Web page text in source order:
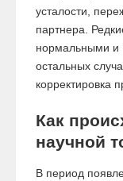
усталости,
партнера.
нормальными и
остальных
корректировка
Как
научной
В период